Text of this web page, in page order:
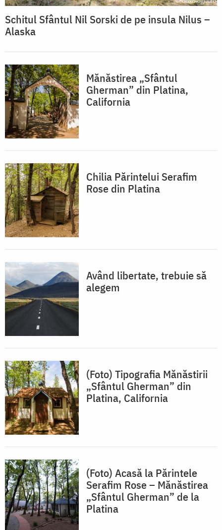
Schitul Sfântul Nil Sorski de pe insula Nilus –
Alaska
Mănăstirea „Sfântul
Gherman” din Platina,
California
Chilia Părintelui Serafim
Rose din Platina
Având libertate, trebuie să
alegem
(Foto) Tipografia Mănăstirii
„Sfântul Gherman” din
Platina, California
(Foto) Acasă la Părintele
Serafim Rose – Mănăstirea
„Sfântul Gherman” de la
Platina